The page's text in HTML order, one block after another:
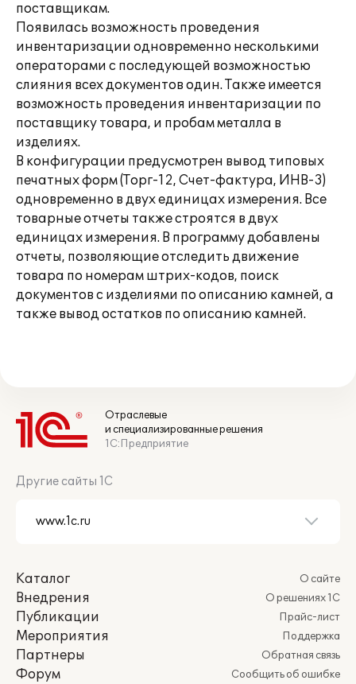
поставщикам.
Появилась возможность проведения
инвентаризации одновременно несколькими
операторами с последующей возможностью
слияния всех документов один. Также имеется
возможность проведения инвентаризации по
поставщику товара, и пробам металла в
изделиях.
В конфигурации предусмотрен вывод типовых
печатных форм (Торг-12, Счет-фактура, ИНВ-3)
одновременно в двух единицах измерения. Все
товарные отчеты также строятся в двух
единицах измерения. В программу добавлены
отчеты, позволяющие отследить движение
товара по номерам штрих-кодов, поиск
документов с изделиями по описанию камней, а
также вывод остатков по описанию камней.
Отраслевые
и специализированные решения
1С:Предприятие
Другие сайты 1С
Каталог
Внедрения
Публикации
Мероприятия
Партнеры
Форум
О сайте
О решениях 1С
Прайс-лист
Поддержка
Обратная связь
Сообщить об ошибке